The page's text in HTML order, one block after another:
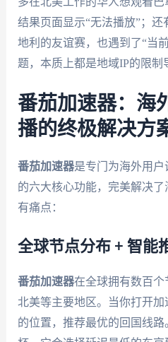
结果页面显示“无法播放”；还
地利的友谊赛，也遇到了“当
题，本质上都是地域IP的限制
番茄加速器：海
播的终极解决方
番茄加速器是专门为海外用户
的六大核心功能，完美解决
有痛点：
全球节点分布 + 智能
番茄加速器在全球拥有数百个
北美等主要地区。当你打开
的位置，推荐最优的回国线